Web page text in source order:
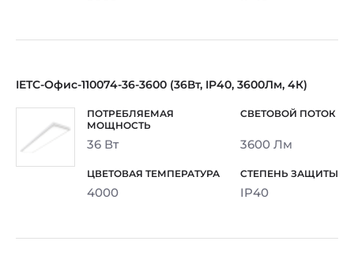
IETC-Офис-110074-36-3600 (36Вт, IP40, 3600Лм, 4К)
36 Вт 3600 Лм
4000 IP40